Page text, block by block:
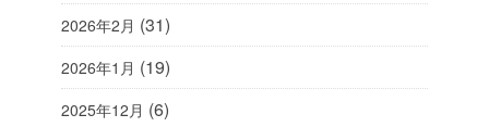
2026年2月 (31)
2026年1月 (19)
2025年12月 (6)